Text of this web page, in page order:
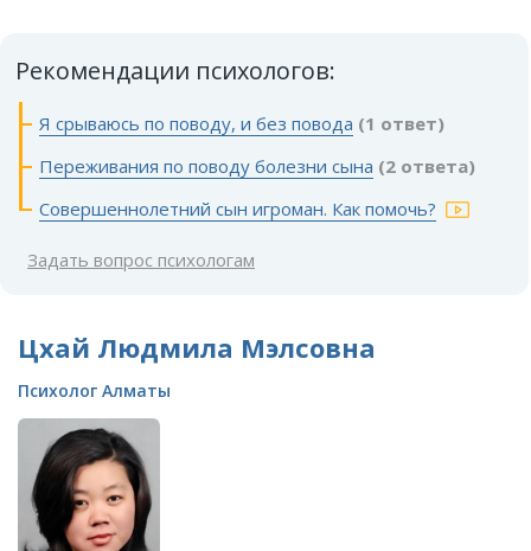
Рекомендации психологов:
Я срываюсь по поводу, и без повода (1 ответ)
Переживания по поводу болезни сына (2 ответа)
Совершеннолетний сын игроман. Как помочь?
Задать вопрос психологам
Цхай Людмила Мэлсовна
Психолог Алматы